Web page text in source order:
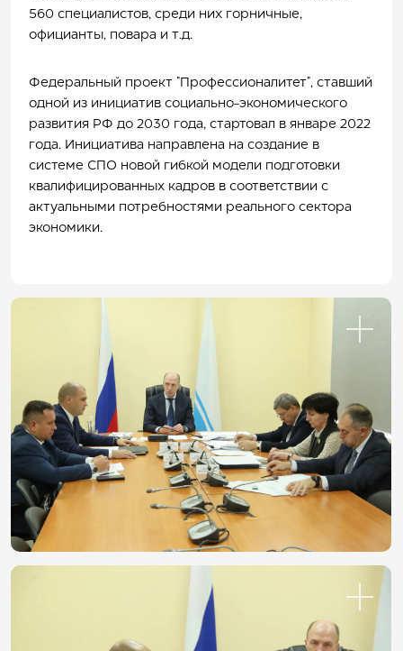
560 специалистов, среди них горничные,
официанты, повара и т.д.
Федеральный проект "Профессионалитет", ставший
одной из инициатив социально-экономического
развития РФ до 2030 года, стартовал в январе 2022
года. Инициатива направлена на создание в
системе СПО новой гибкой модели подготовки
квалифицированных кадров в соответствии с
актуальными потребностями реального сектора
экономики.